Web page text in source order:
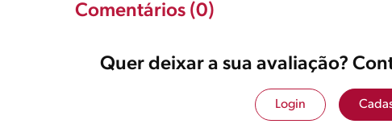
Comentários (0)
Quer deixar a sua avaliação?
Login